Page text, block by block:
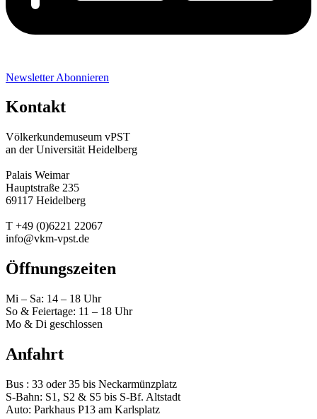
Newsletter Abonnieren
Kontakt
Völkerkundemuseum vPST
an der Universität Heidelberg
Palais Weimar
Hauptstraße 235
69117 Heidelberg
T +49 (0)6221 22067
info@vkm-vpst.de
Öffnungszeiten
Mi – Sa: 14 – 18 Uhr
So & Feiertage: 11 – 18 Uhr
Mo & Di geschlossen
Anfahrt
Bus : 33 oder 35 bis Neckarmünzplatz
S-Bahn: S1, S2 & S5 bis S-Bf. Altstadt
Auto: Parkhaus P13 am Karlsplatz